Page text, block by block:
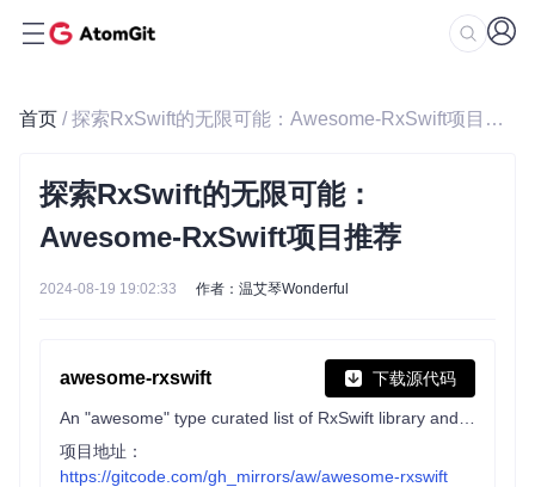
首页 / 探索RxSwift的无限可能：Awesome-RxSwift项目推荐
探索RxSwift的无限可能：
Awesome-RxSwift项目推荐
2024-08-19 19:02:33 作者：温艾琴Wonderful
awesome-rxswift 下载源代码
项目地址：
https://gitcode.com/gh_mirrors/aw/awesome-rxswift